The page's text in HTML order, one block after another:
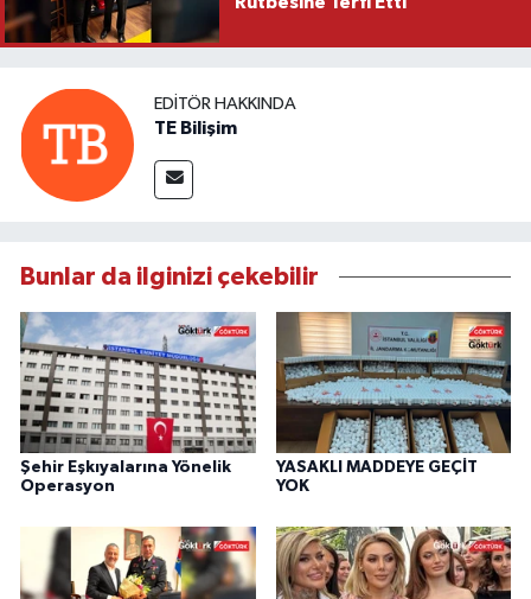
EDITÖR HAKKINDA
TE Bilişim
Bunlar da ilginizi çekebilir
Şehir Eşkıyalarına Yönelik
Operasyon
YASAKLI MADDEYE GEÇİT
YOK